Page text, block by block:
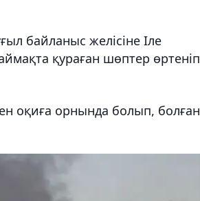
байланыс желісіне Іле
қураған шөптер өртеніп
оқиға орнында болып, болған